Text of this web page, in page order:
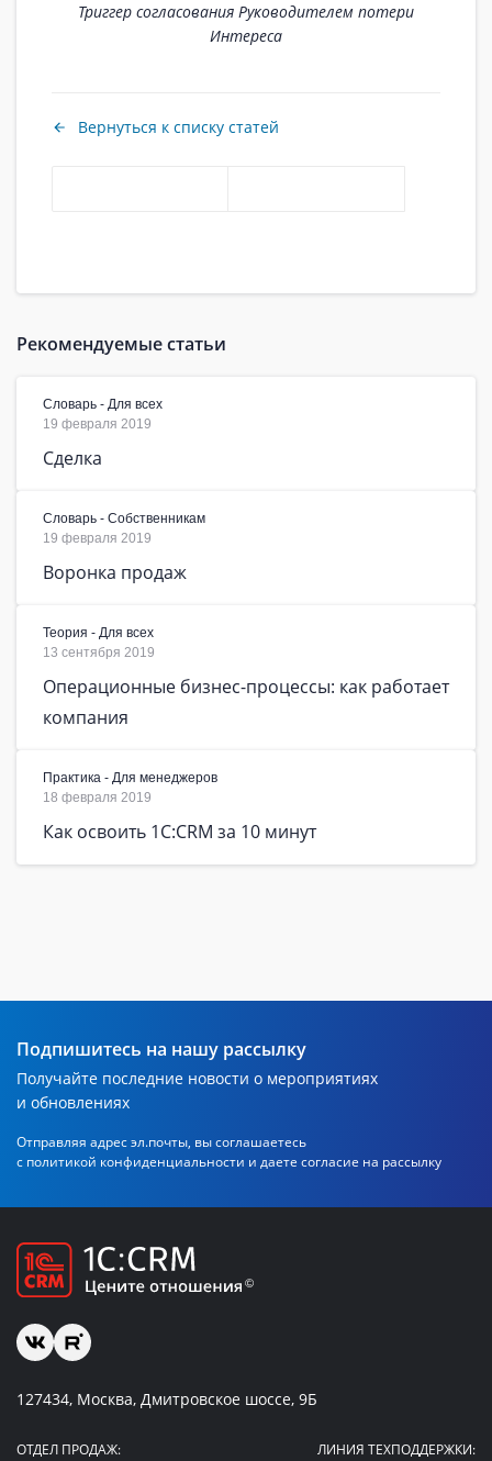
Триггер согласования Руководителем потери
Интереса
Вернуться к списку статей
Рекомендуемые статьи
Словарь - Для всех
19 февраля 2019
Сделка
Словарь - Собственникам
19 февраля 2019
Воронка продаж
Теория - Для всех
13 сентября 2019
Операционные бизнес-процессы: как работает
компания
Практика - Для менеджеров
18 февраля 2019
Как освоить 1C:CRM за 10 минут
Подпишитесь на нашу рассылку
Получайте последние новости о мероприятиях
и обновлениях
Отправляя адрес эл.почты, вы соглашаетесь
с политикой конфиденциальности и даете согласие на рассылку
127434, Москва, Дмитровское шоссе, 9Б
ОТДЕЛ ПРОДАЖ: ЛИНИЯ ТЕХПОДДЕРЖКИ: